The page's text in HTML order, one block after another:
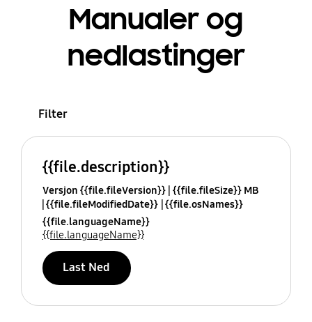
Manualer og
nedlastinger
Filter
{{file.description}}
Versjon {{file.fileVersion}} {{file.fileSize}} MB
{{file.fileModifiedDate}} {{file.osNames}}
{{file.languageName}}
{{file.languageName}}
Last Ned